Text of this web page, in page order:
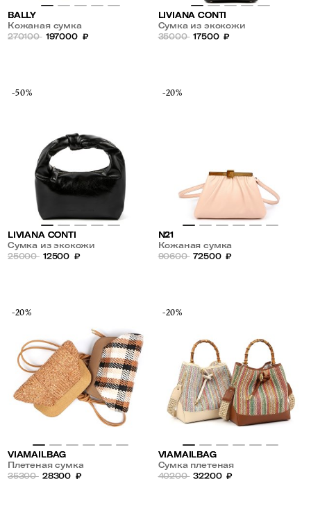
BALLY
Кожаная сумка
270100 197000 ₽
LIVIANA CONTI
Сумка из экокожи
35000 17500 ₽
-50%
LIVIANA CONTI
Сумка из экокожи
25000 12500 ₽
-20%
N21
Кожаная сумка
90600 72500 ₽
-20%
VIAMAILBAG
Плетеная сумка
35300 28300 ₽
-20%
VIAMAILBAG
Сумка плетеная
40200 32200 ₽